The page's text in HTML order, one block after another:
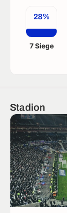
28%
7 Siege
Stadion